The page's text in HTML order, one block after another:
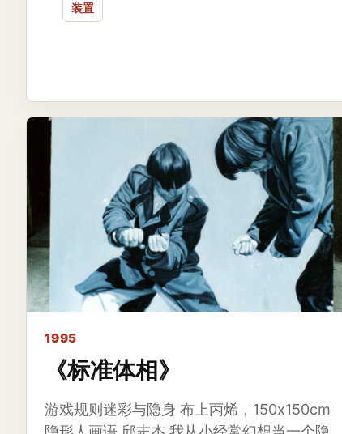
装置
1995
《标准体相》
游戏规则迷彩与隐身 布上丙烯，150x150cm